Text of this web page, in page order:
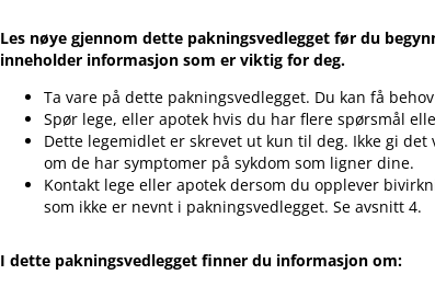
Les nøye gjennom dette pakningsvedlegget før du
inneholder informasjon som er viktig for deg.
Ta vare på dette pakningsvedlegget. Du kan få
Spør lege, eller apotek hvis du har flere spørsmål
Dette legemidlet er skrevet ut kun til deg. Ikke gi
om de har symptomer på sykdom som ligner dine.
Kontakt lege eller apotek dersom du opplever
som ikke er nevnt i pakningsvedlegget. Se avsnitt 4.
I dette pakningsvedlegget finner du informasjon om: